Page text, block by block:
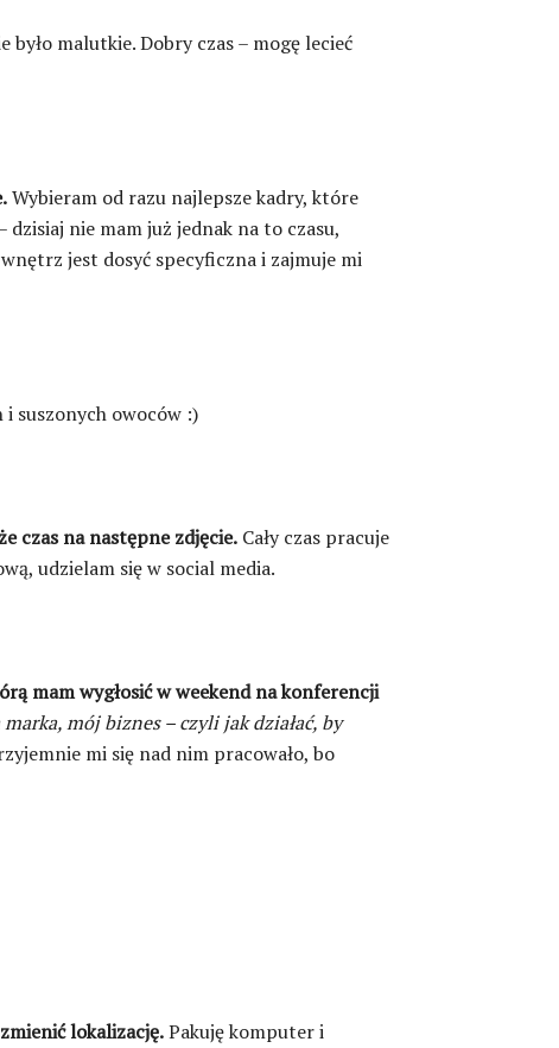
było malutkie. Dobry czas – mogę lecieć
Wybieram od razu najlepsze kadry, które
nie mam już jednak na to czasu,
jest dosyć specyficzna i zajmuje mi
suszonych owoców :)
czas na następne zdjęcie. Cały czas pracuje
udzielam się w social media.
mam wygłosić w weekend na konferencji
mój biznes – czyli jak działać, by
mi się nad nim pracowało, bo
lokalizację.Pakuję komputer i